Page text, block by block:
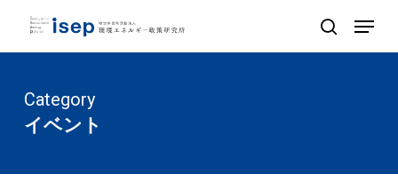
content
search
Menu
Category
イベント
Close